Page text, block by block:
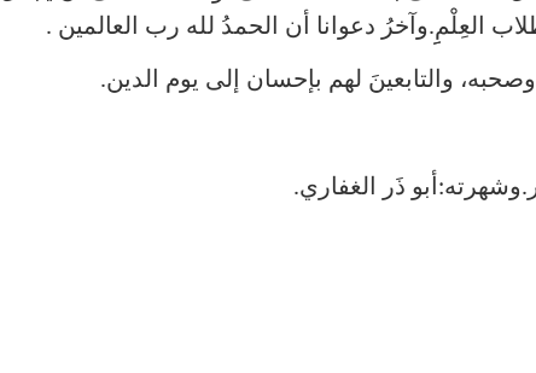
العِلْمِِ.وآخرُ دعوانا أن الحمدُ لله رب العالمين .
والتابعينَ لهم بإحسان إلى يوم الدين.
ذَر الغفاري.